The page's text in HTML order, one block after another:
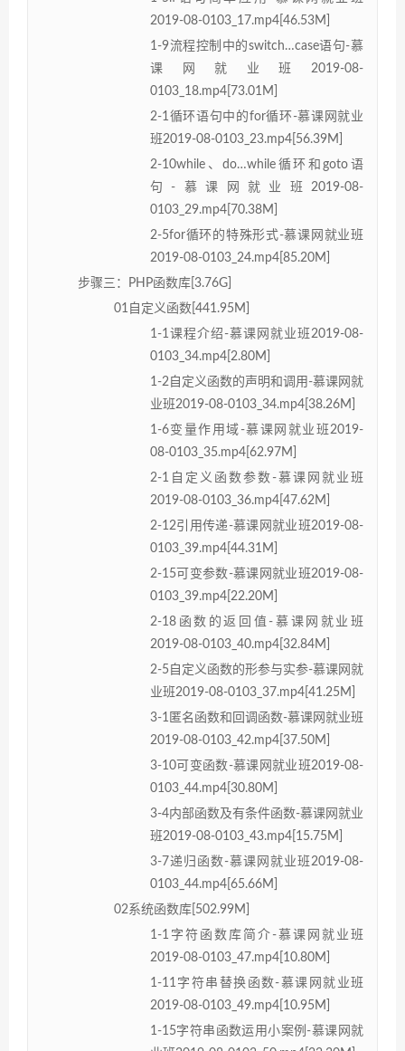
2019-08-0103_17.mp4[46.53M]
1-9流程控制中的switch…case语句-慕
课网就业班2019-08-
0103_18.mp4[73.01M]
2-1循环语句中的for循环-慕课网就业
班2019-08-0103_23.mp4[56.39M]
2-10while、do…while循环和goto语
句-慕课网就业班2019-08-
0103_29.mp4[70.38M]
2-5for循环的特殊形式-慕课网就业班
2019-08-0103_24.mp4[85.20M]
步骤三：PHP函数库[3.76G]
01自定义函数[441.95M]
1-1课程介绍-慕课网就业班2019-08-
0103_34.mp4[2.80M]
1-2自定义函数的声明和调用-慕课网就
业班2019-08-0103_34.mp4[38.26M]
1-6变量作用域-慕课网就业班2019-
08-0103_35.mp4[62.97M]
2-1自定义函数参数-慕课网就业班
2019-08-0103_36.mp4[47.62M]
2-12引用传递-慕课网就业班2019-08-
0103_39.mp4[44.31M]
2-15可变参数-慕课网就业班2019-08-
0103_39.mp4[22.20M]
2-18函数的返回值-慕课网就业班
2019-08-0103_40.mp4[32.84M]
2-5自定义函数的形参与实参-慕课网就
业班2019-08-0103_37.mp4[41.25M]
3-1匿名函数和回调函数-慕课网就业班
2019-08-0103_42.mp4[37.50M]
3-10可变函数-慕课网就业班2019-08-
0103_44.mp4[30.80M]
3-4内部函数及有条件函数-慕课网就业
班2019-08-0103_43.mp4[15.75M]
3-7递归函数-慕课网就业班2019-08-
0103_44.mp4[65.66M]
02系统函数库[502.99M]
1-1字符函数库简介-慕课网就业班
2019-08-0103_47.mp4[10.80M]
1-11字符串替换函数-慕课网就业班
2019-08-0103_49.mp4[10.95M]
1-15字符串函数运用小案例-慕课网就